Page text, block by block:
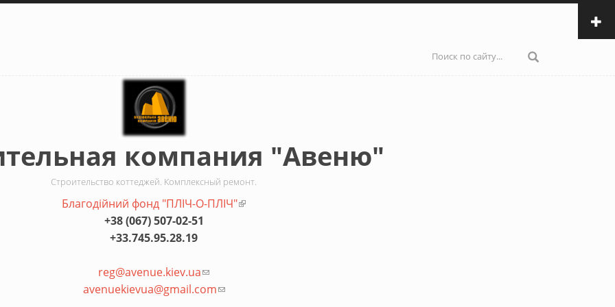
поиска
компания "Авеню"
Строительство коттеджей. Комплексный ремонт.
Благодiйний фонд "ПЛIЧ-О-ПЛIЧ"(внешняя ссылка)
+38 (067) 507-02-51
+33.745.95.28.19
reg@avenue.kiev.ua(ссылка для отправки email)
avenuekievua@gmail.com(ссылка для отправки email)